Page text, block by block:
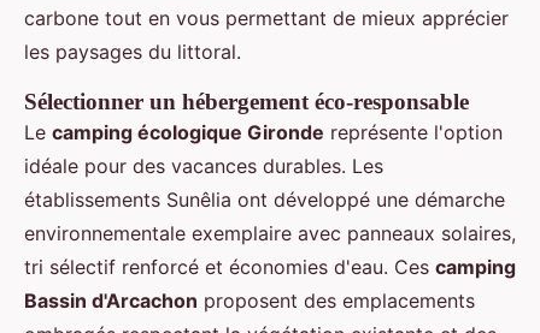
carbone tout en vous permettant de mieux apprécier
les paysages du littoral.
Sélectionner un hébergement éco-responsable
Le camping écologique Gironde représente l'option
idéale pour des vacances durables. Les
établissements Sunêlia ont développé une démarche
environnementale exemplaire avec panneaux solaires,
tri sélectif renforcé et économies d'eau. Ces camping
Bassin d'Arcachon proposent des emplacements